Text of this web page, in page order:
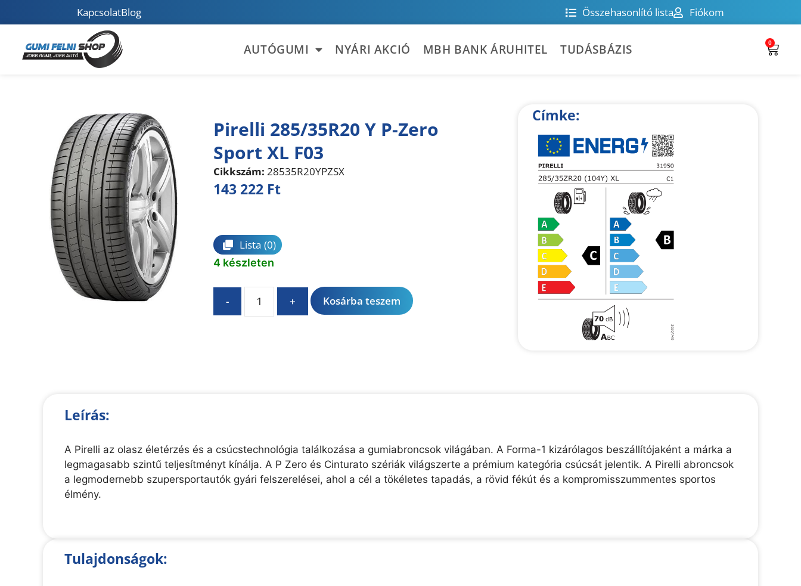
KapcsolatBlog Összehasonlító lista Fiókom
AUTÓGUMI NYÁRI AKCIÓ MBH BANK ÁRUHITEL TUDÁSBÁZIS 0
Pirelli 285/35R20 Y P-Zero
Sport XL F03
Cikkszám: 28535R20YPZSX
143 222 Ft
Lista (0)
4 készleten
- + Kosárba teszem
:
Címke:
Leírás:
A Pirelli az olasz életérzés és a csúcstechnológia találkozása a gumiabroncsok világában. A Forma-1 kizárólagos beszállítójaként a márka a
legmagasabb szintű teljesítményt kínálja. A P Zero és Cinturato szériák világszerte a prémium kategória csúcsát jelentik. A Pirelli abroncsok
a legmodernebb szupersportautók gyári felszerelései, ahol a cél a tökéletes tapadás, a rövid fékút és a kompromisszummentes sportos
élmény.
Tulajdonságok: